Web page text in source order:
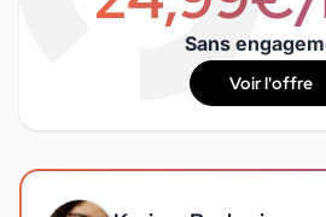
Sans
Voir l'offre